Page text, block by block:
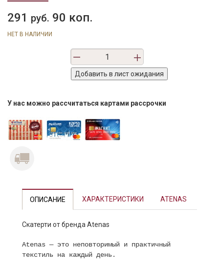
291 руб. 90 коп.
НЕТ В НАЛИЧИИ
У нас можно рассчитаться картами рассрочки
ОПИСАНИЕ ХАРАКТЕРИСТИКИ ATENAS
Скатерти от бренда Atenas
Atenas — это неповторимый и практичный
текстиль на каждый день.